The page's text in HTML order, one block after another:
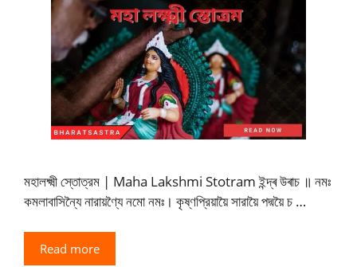
মহালক্ষ্মী স্তোত্রম | Maha Lakshmi Stotram ইন্দ্ৰ উৰাচ ॥ নমঃ
কমলাবাসিন্যৈ নারায়ণ্যৈ নমো নমঃ। কৃষ্ণপ্রিয়ায়ৈ সারায়ৈ পদ্ময়ৈ চ …
Read more